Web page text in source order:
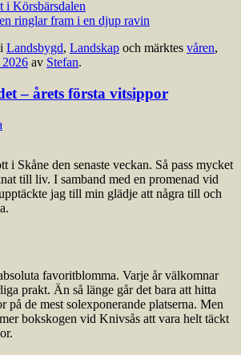
i Körsbärsdalen
ringlar fram i en djup ravin
Landsbygd, Landskap och märktes våren,
av Stefan.
– årets första vitsippor
i Skåne den senaste veckan. Så pass mycket
till liv. I samband med en promenad vid
jag till min glädje att några till och
favoritblomma. Varje år välkomnar
prakt. Än så länge går det bara att hitta
på de mest solexponerande platserna. Men
bokskogen vid Knivsås att vara helt täckt